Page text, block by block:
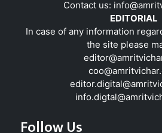
Contact us:
EDITORIAL
In case of any information
the site please
Follow Us